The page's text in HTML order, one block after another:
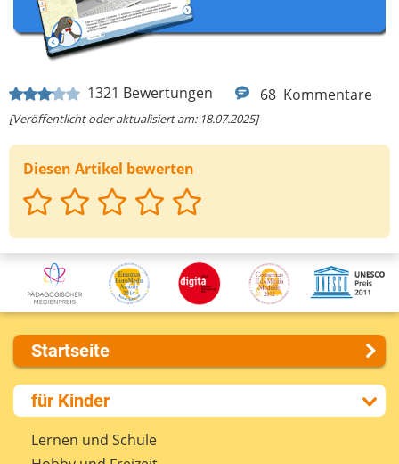
1321 Bewertungen 68 Kommentare
[Veröffentlicht oder aktualisiert am: 18.07.2025]
Diesen Artikel bewerten
Startseite
Über uns
Presse
Kontakt
für Kinder
Lernen und Schule